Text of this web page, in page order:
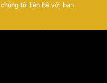
chúng tôi liên hệ với bạn